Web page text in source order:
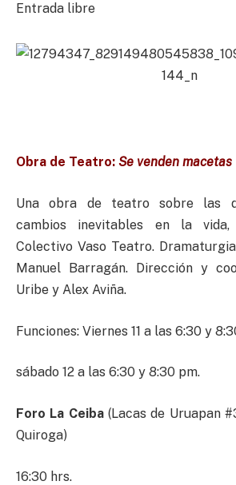
Entrada libre
Obra de Teatro: Se venden macetas
Una obra de teatro sobre las
cambios inevitables en la
Colectivo Vaso Teatro.
Manuel Barragán. Dirección y
Uribe y Alex Aviña.
Funciones: Viernes 11 a las 6:30 y
sábado 12 a las 6:30 y 8:30 pm.
Foro La Ceiba(Lacas de Uruapan
Quiroga)
16:30 hrs.